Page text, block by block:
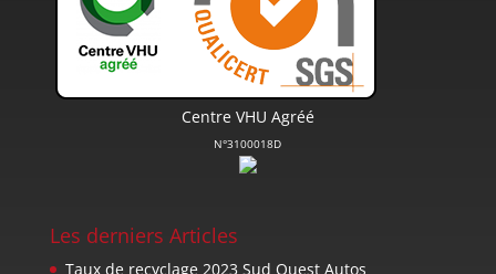
Centre VHU Agréé
N°3100018D
Les derniers Articles
Taux de recyclage 2023 Sud Ouest Autos